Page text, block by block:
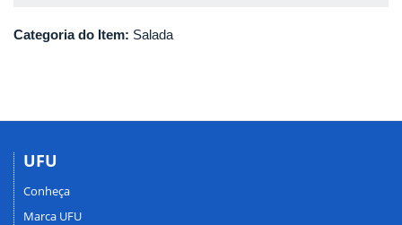
Categoria do Item: Salada
UFU
Conheça
Marca UFU